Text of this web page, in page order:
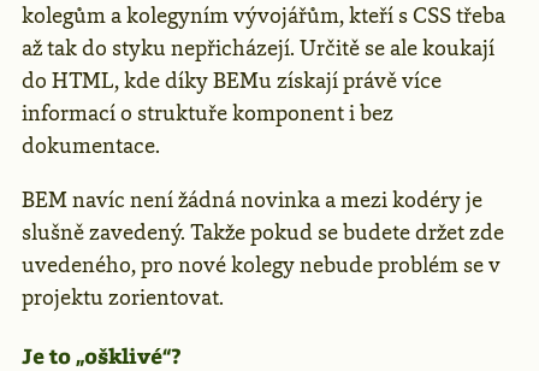
kolegům a kolegyním vývojářům, kteří s CSS třeba
až tak do styku nepřicházejí. Určitě se ale koukají
do HTML, kde díky BEMu získají právě více
informací o struktuře komponent i bez
dokumentace.
BEM navíc není žádná novinka a mezi kodéry je
slušně zavedený. Takže pokud se budete držet zde
uvedeného, pro nové kolegy nebude problém se v
projektu zorientovat.
Je to „ošklivé“?